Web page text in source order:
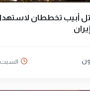
أبيب تخططان
السبت 01 آب 2026